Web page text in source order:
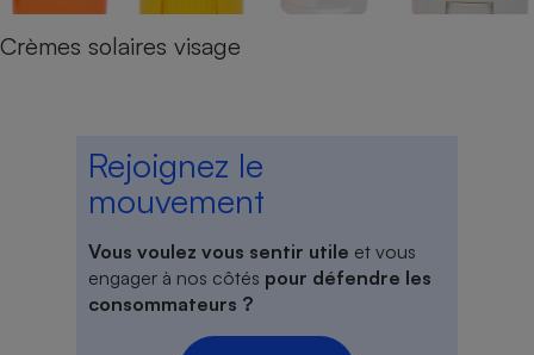
Crèmes solaires visage
Rejoignez le
mouvement
Vous voulez vous sentir utile et vous
engager à nos côtés pour défendre les
consommateurs ?